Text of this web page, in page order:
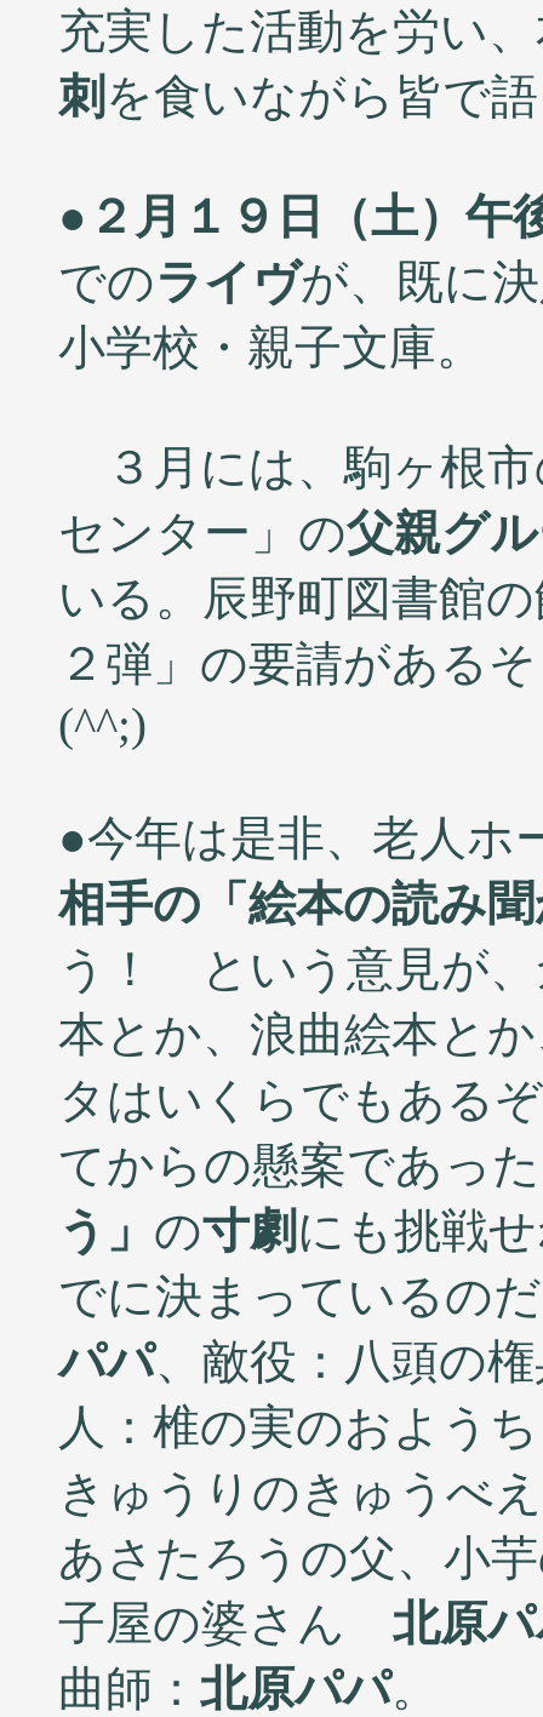
充実した活動を労い
刺 を食いながら皆で
● ２月１９日（土）午
でのライヴが、既に
小学校・親子文庫。
３月には、駒ヶ根
センター」の父親グ
いる。辰野町図書館
２弾」の要請がある
(^^;)
●今年は是非、老人ホ
相手の「絵本の読み
う！ という意見が、
本とか、浪曲絵本と
タはいくらでもある
てからの懸案であった
う」 の寸劇 にも挑戦
でに決まっているの
パパ、敵役：八頭の
人：椎の実のおよう
きゅうりのきゅう
あさたろうの父、小
子屋の婆さん 北原
曲師： 北原パパ。